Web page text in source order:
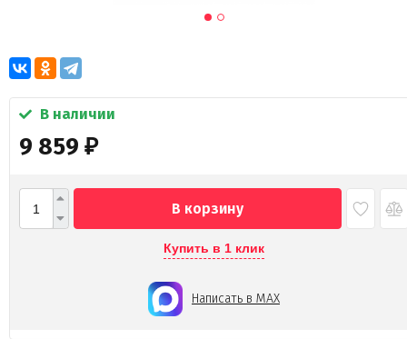
В наличии
9 859 ₽
В корзину
Купить в 1 клик
Написать в MAX